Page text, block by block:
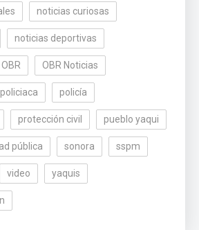
noticias curiosas
noticias deportivas
OBR OBR Noticias
policiaca policía
protección civil pueblo yaqui
pública sonora sspm
video yaquis